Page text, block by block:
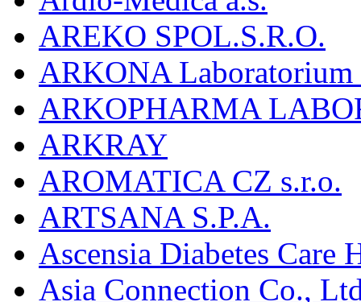
AREKO SPOL.S.R.O.
ARKONA
ARKOPHARMA
ARKRAY
AROMATICA CZ s.r.o.
ARTSANA S.P.A.
Ascensia Diabetes Care
Asia Connection Co.,